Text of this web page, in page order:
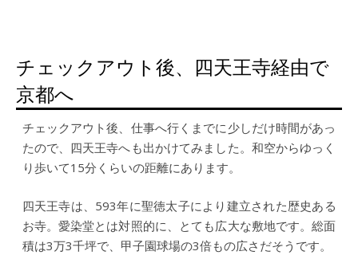
チェックアウト後、四天王寺経由で
京都へ
チェックアウト後、仕事へ行くまでに少しだけ時間があっ
たので、四天王寺へも出かけてみました。和空からゆっく
り歩いて15分くらいの距離にあります。
四天王寺は、593年に聖徳太子により建立された歴史ある
お寺。愛染堂とは対照的に、とても広大な敷地です。総面
積は3万3千坪で、甲子園球場の3倍もの広さだそうです。